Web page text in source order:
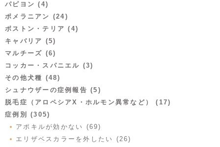
パピヨン (4)
ポメラニアン (24)
ボストン・テリア (4)
キャバリア (5)
マルチーズ (6)
コッカー・スパニエル (3)
その他犬種 (48)
シュナウザーの症例報告 (5)
脱毛症（アロペシアX・ホルモン異常など） (17)
症例別 (305)
アポキルが効かない (69)
エリザベスカラーを外したい (26)